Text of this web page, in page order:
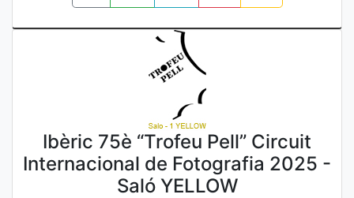
Ibèric 75è “Trofeu Pell” Circuit
Internacional de Fotografia 2025 -
Saló YELLOW